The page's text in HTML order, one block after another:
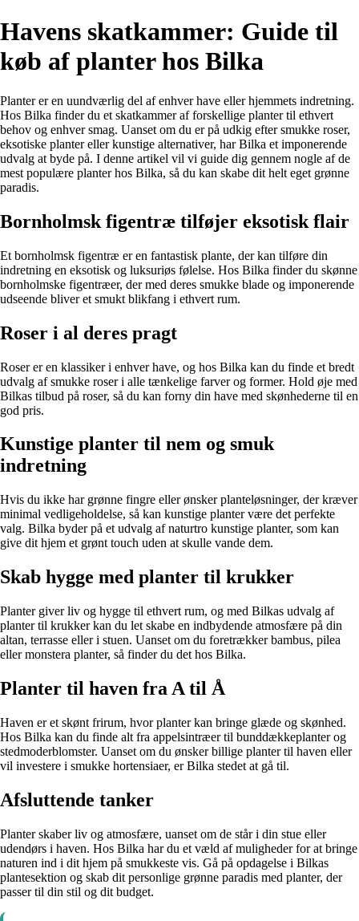
Havens skatkammer: Guide til
køb af planter hos Bilka
Planter er en uundværlig del af enhver have eller hjemmets indretning.
Hos Bilka finder du et skatkammer af forskellige planter til ethvert
behov og enhver smag. Uanset om du er på udkig efter smukke roser,
eksotiske planter eller kunstige alternativer, har Bilka et imponerende
udvalg at byde på. I denne artikel vil vi guide dig gennem nogle af de
mest populære planter hos Bilka, så du kan skabe dit helt eget grønne
paradis.
Bornholmsk figentræ tilføjer eksotisk flair
Et bornholmsk figentræ er en fantastisk plante, der kan tilføre din
indretning en eksotisk og luksuriøs følelse. Hos Bilka finder du skønne
bornholmske figentræer, der med deres smukke blade og imponerende
udseende bliver et smukt blikfang i ethvert rum.
Roser i al deres pragt
Roser er en klassiker i enhver have, og hos Bilka kan du finde et bredt
udvalg af smukke roser i alle tænkelige farver og former. Hold øje med
Bilkas tilbud på roser, så du kan forny din have med skønhederne til en
god pris.
Kunstige planter til nem og smuk
indretning
Hvis du ikke har grønne fingre eller ønsker planteløsninger, der kræver
minimal vedligeholdelse, så kan kunstige planter være det perfekte
valg. Bilka byder på et udvalg af naturtro kunstige planter, som kan
give dit hjem et grønt touch uden at skulle vande dem.
Skab hygge med planter til krukker
Planter giver liv og hygge til ethvert rum, og med Bilkas udvalg af
planter til krukker kan du let skabe en indbydende atmosfære på din
altan, terrasse eller i stuen. Uanset om du foretrækker bambus, pilea
eller monstera planter, så finder du det hos Bilka.
Planter til haven fra A til Å
Haven er et skønt frirum, hvor planter kan bringe glæde og skønhed.
Hos Bilka kan du finde alt fra appelsintræer til bunddækkeplanter og
stedmoderblomster. Uanset om du ønsker billige planter til haven eller
vil investere i smukke hortensiaer, er Bilka stedet at gå til.
Afsluttende tanker
Planter skaber liv og atmosfære, uanset om de står i din stue eller
udendørs i haven. Hos Bilka har du et væld af muligheder for at bringe
naturen ind i dit hjem på smukkeste vis. Gå på opdagelse i Bilkas
plantesektion og skab dit personlige grønne paradis med planter, der
passer til din stil og dit budget.